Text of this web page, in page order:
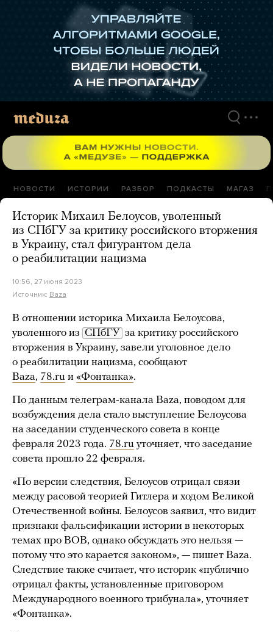
НОВОСТИ ИСТОРИИ РАЗБОР ПОДКАСТЫ МАГАЗ
Историк Михаил Белоусов, уволенный
из СПбГУ за критику российского вторжения
в Украину, стал фигурантом дела
о реабилитации нацизма
10:56, 27 июня 2023
Источник: Baza
В отношении историка Михаила Белоусова,
уволенного из СПбГУ за критику российского
вторжения в Украину, завели уголовное дело
о реабилитации нацизма, сообщают
Baza, 78.ru и «Фонтанка».
По данным телеграм-канала Baza, поводом для
возбуждения дела стало выступление Белоусова
на заседании студенческого совета в конце
февраля 2023 года. 78.ru уточняет, что заседание
совета прошло 22 февраля.
«По версии следствия, Белоусов отрицал связи
между расовой теорией Гитлера и ходом Великой
Отечественной войны. Белоусов заявил, что видит
признаки фальсификации истории в некоторых
темах про ВОВ, однако обсуждать это нельзя —
потому что это карается законом», — пишет Baza.
Следствие также считает, что историк «публично
отрицал факты, установленные приговором
Международного военного трибунала», уточняет
«Фонтанка».